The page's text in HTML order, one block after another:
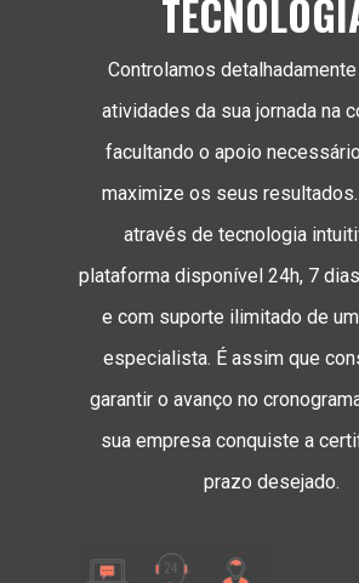
Controlamos
atividades da sua jornada na
facultando o apoio
maximize os seus
através de tecnologia
plataforma disponível 24h, 7
e com suporte ilimitado de
especialista. É assim que
garantir o avanço no
sua empresa conquiste a
prazo desejado.